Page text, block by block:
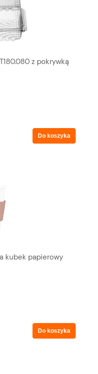
z pokrywką
Do koszyka
kubek papierowy
Do koszyka